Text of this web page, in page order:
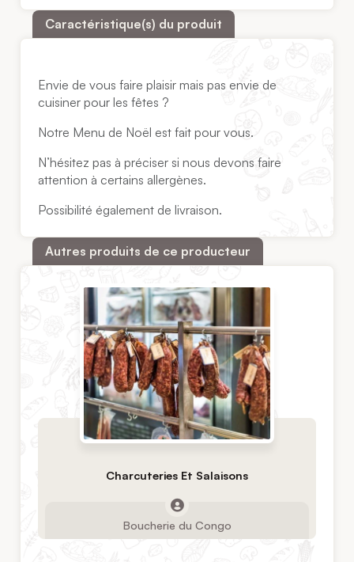
Caractéristique(s) du produit
Envie de vous faire plaisir mais pas envie de
cuisiner pour les fêtes ?
Notre Menu de Noël est fait pour vous.
N’hésitez pas à préciser si nous devons faire
attention à certains allergènes.
Possibilité également de livraison.
Autres produits de ce producteur
Charcuteries Et Salaisons
Boucherie du Congo